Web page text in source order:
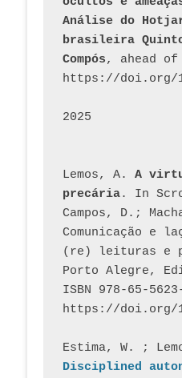
Análise do
brasileira
Compós, ahead
https://doi.org/
2025
Lemos, A. A
precária. In
Campos, D.;
Comunicação e
(re) leituras e
Porto Alegre,
ISBN 978-65-
https://doi.org/
Estima, W. ;
Disciplined